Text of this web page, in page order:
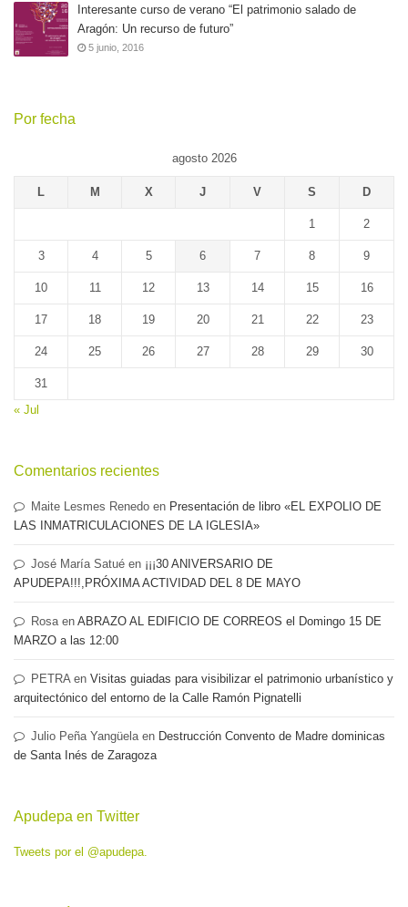
Interesante curso de verano “El patrimonio salado de
Aragón: Un recurso de futuro”
5 junio, 2016
Por fecha
agosto 2026
L M X J V S D
1 2
3 4 5 6 7 8 9
10 11 12 13 14 15 16
17 18 19 20 21 22 23
24 25 26 27 28 29 30
31
« Jul
Comentarios recientes
Maite Lesmes Renedo en Presentación de libro «EL EXPOLIO DE
LAS INMATRICULACIONES DE LA IGLESIA»
José María Satué en ¡¡¡30 ANIVERSARIO DE
APUDEPA!!!,PRÓXIMA ACTIVIDAD DEL 8 DE MAYO
Rosa en ABRAZO AL EDIFICIO DE CORREOS el Domingo 15 DE
MARZO a las 12:00
PETRA en Visitas guiadas para visibilizar el patrimonio urbanístico y
arquitectónico del entorno de la Calle Ramón Pignatelli
Julio Peña Yangüela en Destrucción Convento de Madre dominicas
de Santa Inés de Zaragoza
Apudepa en Twitter
Tweets por el @apudepa.